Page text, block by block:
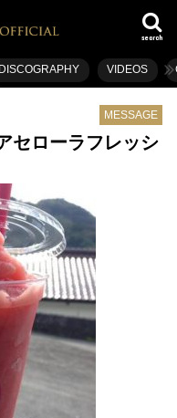
search
DISCOGRAPHY VIDEOS
MESSAGE
セローラフレッシ